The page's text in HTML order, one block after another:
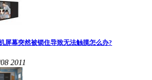
屏幕突然被锁住导致无法触摸怎么办?
2011